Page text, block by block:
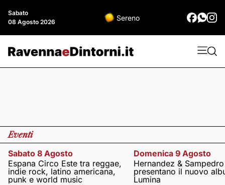
Sabato
08 Agosto 2026
Sereno
Eventi
Sabato 8 Agosto
Espana Circo Este tra reggae,
indie rock, latino americana,
punk e world music
Domenica 9 Agosto
Hernandez & Sampedro
presentano il nuovo
Lumina